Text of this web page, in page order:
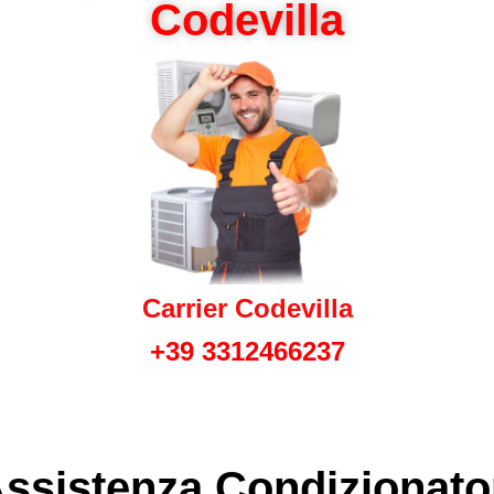
Codevilla
Carrier Codevilla
+39 3312466237